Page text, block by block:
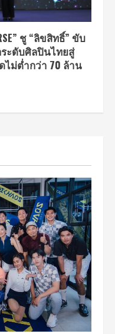
ชู “ลิขสิทธิ์” ขับ
ระดับศิลปินไทยสู่
ไม่ต่ำกว่า 70 ล้าน